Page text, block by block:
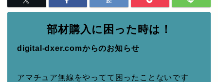
部材購入に困った時は！
digital-dxer.comからのお知らせ
アマチュア無線をやってて困ったことないです